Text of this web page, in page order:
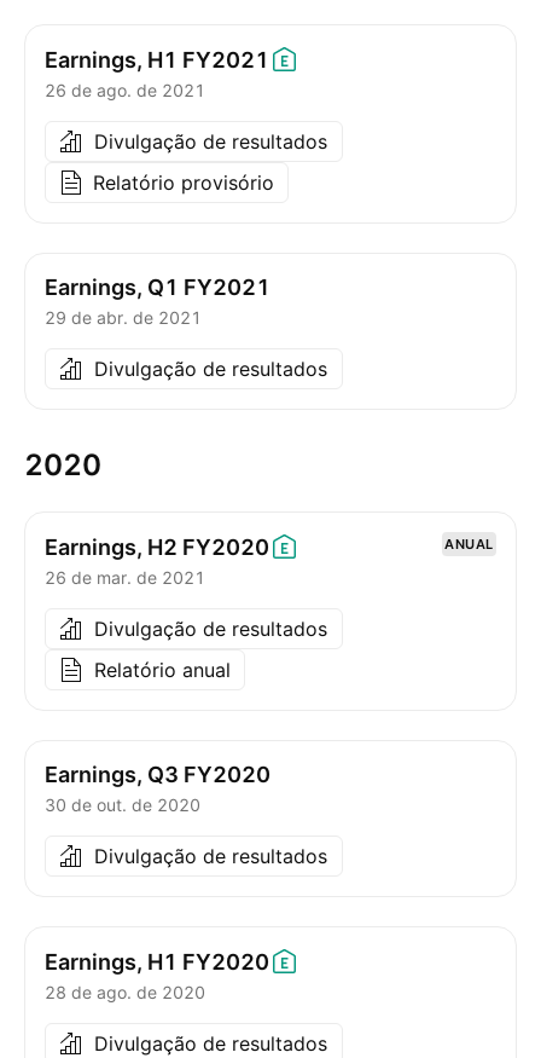
Earnings, H1 FY2021
26 de ago. de 2021
Divulgação de resultados
Relatório provisório
Earnings, Q1 FY2021
29 de abr. de 2021
Divulgação de resultados
2020
Earnings, H2 FY2020 ANUAL
26 de mar. de 2021
Divulgação de resultados
Relatório anual
Earnings, Q3 FY2020
30 de out. de 2020
Divulgação de resultados
Earnings, H1 FY2020
28 de ago. de 2020
Divulgação de resultados